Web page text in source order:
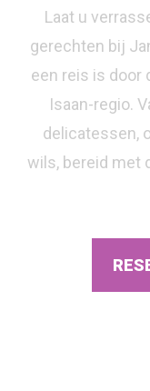
Laat u
gerechten bij
een reis is door
Isaan-regio.
delicatessen,
wils, bereid met